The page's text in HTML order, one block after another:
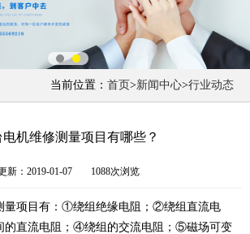
当前位置： 首页>新闻中心>行业动态
电机维修测量项目有哪些？
新：2019-01-07 1088次浏览
量项目有：①绕组绝缘电阻；②绕组直流电
的直流电阻；④绕组的交流电阻；⑤磁场可变